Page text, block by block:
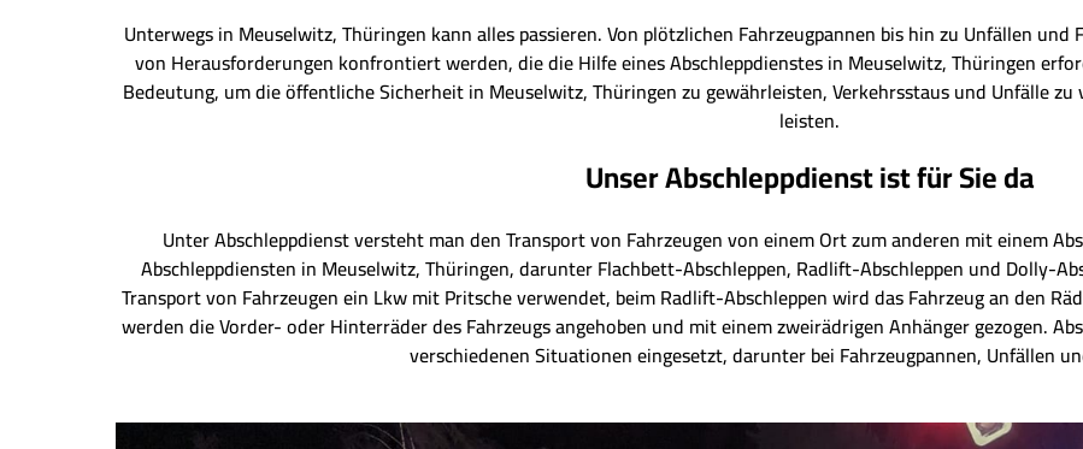
Unterwegs in Meuselwitz, Thüringen kann alles passieren. Von plötzlichen Fahrzeugpannen bis hin zu Unfällen
von Herausforderungen konfrontiert werden, die die Hilfe eines Abschleppdienstes in Meuselwitz, Thüringen
Bedeutung, um die öffentliche Sicherheit in Meuselwitz, Thüringen zu gewährleisten, Verkehrsstaus und Unfälle
leisten.
Unser Abschleppdienst ist für Sie da
Unter Abschleppdienst versteht man den Transport von Fahrzeugen von einem Ort zum anderen mit einem
Abschleppdiensten in Meuselwitz, Thüringen, darunter Flachbett-Abschleppen, Radlift-Abschleppen und Dolly-
Transport von Fahrzeugen ein Lkw mit Pritsche verwendet, beim Radlift-Abschleppen wird das Fahrzeug an den
werden die Vorder- oder Hinterräder des Fahrzeugs angehoben und mit einem zweirädrigen Anhänger gezogen.
verschiedenen Situationen eingesetzt, darunter bei Fahrzeugpannen, Unfällen